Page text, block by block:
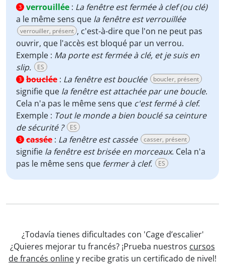
3 verrouillée : La fenêtre est fermée à clef (ou clé)
a le même sens que la fenêtre est verrouillée
verrouiller, présent , c'est-à-dire que l'on ne peut pas
ouvrir, que l'accès est bloqué par un verrou.
Exemple : Ma porte est fermée à clé, et je suis en
slip.
ES
3 bouclée : La fenêtre est bouclée boucler, présent
signifie que la fenêtre est attachée par une boucle.
Cela n'a pas le même sens que c'est fermé à clef.
Exemple : Tout le monde a bien bouclé sa ceinture
de sécurité ?
ES
3 cassée : La fenêtre est cassée casser, présent
signifie la fenêtre est brisée en morceaux. Cela n'a
pas le même sens que fermer à clef. ES
¿Todavía tienes dificultades con 'Cage d’escalier'
¿Quieres mejorar tu francés? ¡Prueba nuestros cursos
de francés onliney recibe gratis un certificado de nivel!